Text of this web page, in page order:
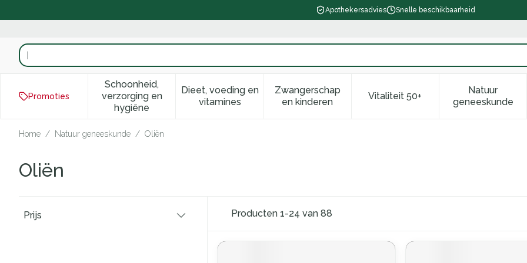
Apothekersadvies Snelle beschikbaarheid
Product, merk, categorie...
Promoties
Schoonheid,
verzorging en
hygiëne
Toon submenu voor Schoonheid, verzorging en hygiëne categorie
Dieet, voeding en
vitaminesToon submenu voor Dieet, voeding en vitamines categorie
Zwangerschap
en kinderenToon submenu voor Zwangerschap en kinderen
Vitaliteit 50+Toon submenu voor Vitaliteit
Natuur
geneeskunde
Toon
Home / Natuur geneeskunde / Oliën
Oliën
Prijs
Producten 1-24 van 88